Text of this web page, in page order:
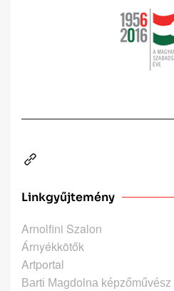
Linkgyűjtemény
Arnolfini Szalon
Árnyékkötők
Artportal
Barti Magdolna képzőművész